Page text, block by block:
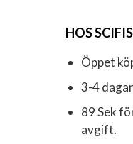
HOS
Öppet
3-4
89 Sek
avgift.